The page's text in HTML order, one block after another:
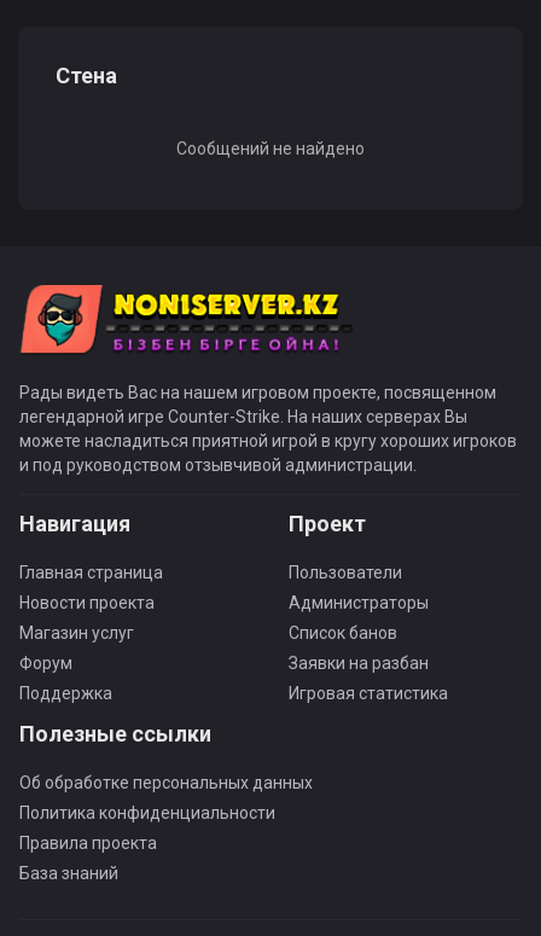
Стена
Сообщений не найдено
Рады видеть Вас на нашем игровом проекте, посвященном
легендарной игре Counter-Strike. На наших серверах Вы
можете насладиться приятной игрой в кругу хороших игроков
и под руководством отзывчивой администрации.
Навигация
Главная страница
Новости проекта
Магазин услуг
Форум
Поддержка
Проект
Пользователи
Администраторы
Список банов
Заявки на разбан
Игровая статистика
Полезные ссылки
Об обработке персональных данных
Политика конфиденциальности
Правила проекта
База знаний